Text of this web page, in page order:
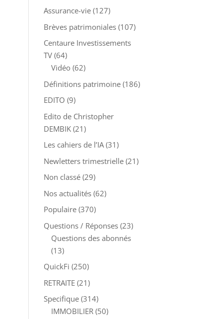
Assurance-vie (127)
Brèves patrimoniales (107)
Centaure Investissements
TV (64)
Vidéo (62)
Définitions patrimoine (186)
EDITO (9)
Edito de Christopher
DEMBIK (21)
Les cahiers de l’IA(31)
Newletters trimestrielle (21)
Non classé (29)
Nos actualités (62)
Populaire (370)
Questions / Réponses (23)
Questions des abonnés
(13)
QuickFi (250)
RETRAITE (21)
Specifique (314)
IMMOBILIER (50)